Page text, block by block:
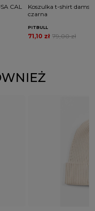
CAL
Koszulka t-shirt
czarna
PITBULL
79,00 zł
71,10 zł